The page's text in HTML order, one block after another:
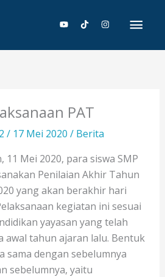
PAT
/ 17 Mei 2020 / Berita
11 Mei 2020, para siswa SMP
Penilaian Akhir Tahun
yang akan berakhir hari
kegiatan ini sesuai
yayasan yang telah
awal tahun ajaran lalu. Bentuk
sama dengan sebelumnya
sebelumnya, yaitu